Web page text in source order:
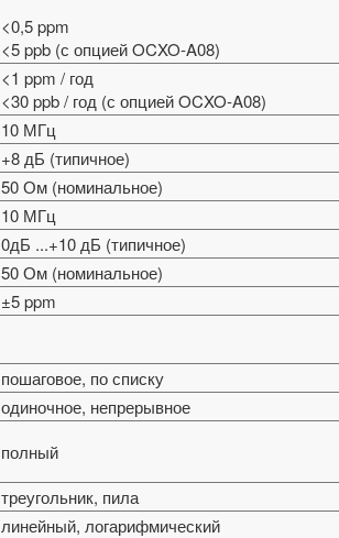
<0,5 ppm
<5 ppb (с опцией OCXO-A08)
<1 ppm / год
<30 ppb / год (с опцией OCXO-A08)
10 МГц
+8 дБ (типичное)
50 Ом (номинальное)
10 МГц
0дБ ...+10 дБ (типичное)
50 Ом (номинальное)
±5 ppm
пошаговое, по списку
одиночное, непрерывное
полный
треугольник, пила
линейный, логарифмический